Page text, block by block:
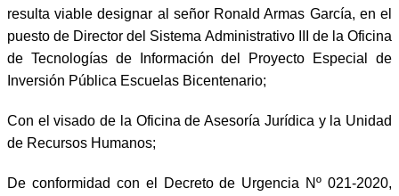
resulta viable designar al señor Ronald Armas García, en el
puesto de Director del Sistema Administrativo III de la Oficina
de Tecnologías de Información del Proyecto Especial de
Inversión Pública Escuelas Bicentenario;
Con el visado de la Oficina de Asesoría Jurídica y la Unidad
de Recursos Humanos;
De conformidad con el Decreto de Urgencia Nº 021-2020,